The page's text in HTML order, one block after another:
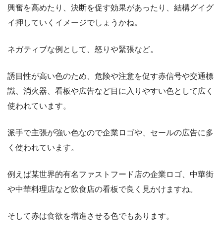
興奮を高めたり、決断を促す効果があったり、結構グイグ
イ押していくイメージでしょうかね。
ネガティブな例として、怒りや緊張など。
誘目性が高い色のため、危険や注意を促す赤信号や交通標
識、消火器、看板や広告など目に入りやすい色として広く
使われています。
派手で主張が強い色なので企業ロゴや、セールの広告に多
く使われています。
例えば某世界的有名ファストフード店の企業ロゴ、中華街
や中華料理店など飲食店の看板で良く見かけますね。
そして赤は食欲を増進させる色でもあります。